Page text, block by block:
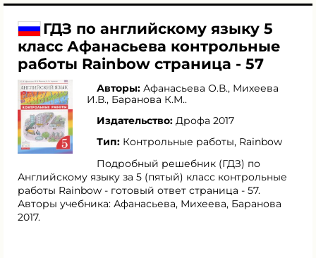
ГДЗ по английскому языку 5
класс Афанасьева контрольные
работы Rainbow страница - 57
Авторы: Афанасьева О.В., Михеева
И.В., Баранова К.М..
Издательство: Дрофа 2017
Тип: Контрольные работы, Rainbow
Подробный решебник (ГДЗ) по
Английскому языку за 5 (пятый) класс контрольные
работы Rainbow - готовый ответ страница - 57.
Авторы учебника: Афанасьева, Михеева, Баранова
2017.